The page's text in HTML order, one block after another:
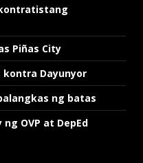
Piñas City
Dayunyor
ng batas
OVP at DepEd